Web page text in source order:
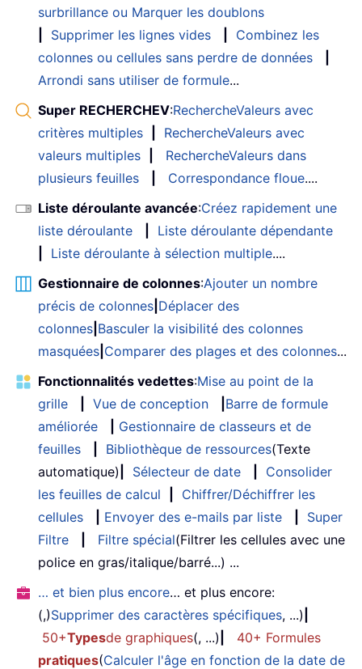
surbrillance ou Marquer les doublons
Supprimer les lignes vides
Combinez les
colonnes ou cellules sans perdre de données
Arrondi sans utiliser de formule...
Super RECHERCHEV:RechercheValeurs avec
critères multiples
RechercheValeurs avec
valeurs multiples
RechercheValeurs dans
plusieurs feuilles
Correspondance floue....
Liste déroulante avancée:Créez rapidement une
liste déroulante
Liste déroulante dépendante
Liste déroulante à sélection multiple....
Gestionnaire de colonnes:Ajouter un nombre
précis de colonnes Déplacer des
colonnes Basculer la visibilité des colonnes
masquées Comparer des plages et des colonnes...
Fonctionnalités vedettes:Mise au point de la
grille
Vue de conception
Barre de formule
améliorée
Gestionnaire de classeurs et de
feuilles
Bibliothèque de ressources(Texte
automatique)
Sélecteur de date
Consolider
les feuilles de calcul
Chiffrer/Déchiffrer les
cellules
Envoyer des e-mails par liste
Super
Filtre
Filtre spécial(Filtrer les cellules avec une
police en gras/italique/barré...) ...
… et bien plus encore… et plus encore:
(,)Supprimer des caractères spécifiques, ...)
50+Typesde graphiques(, ...)
40+ Formules
pratiques(Calculer l'âge en fonction de la date de